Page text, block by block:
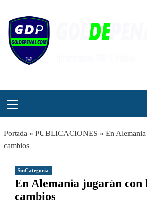
contenido
principal
Portada » PUBLICACIONES » En
cambios
SinCategoria
En Alemania jugarán con
cambios